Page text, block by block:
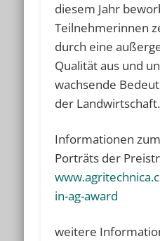
diesem Jahr
Teilnehmerinnen
durch eine
Qualität aus und
wachsende
der
Informationen
Porträts der
in-ag-award
weitere